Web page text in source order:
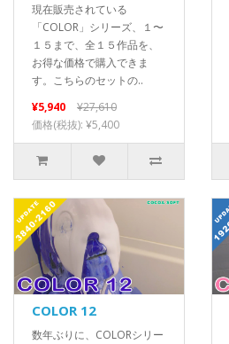
現在販売されている
「COLOR」シリーズ、１〜
１５まで、全１５作品を、
お得な価格で購入できま
す。こちらのセットの..
¥5,940
¥27,610
価格(税抜): ¥5,400
COLOR 12
数年ぶりに、COLORシリー